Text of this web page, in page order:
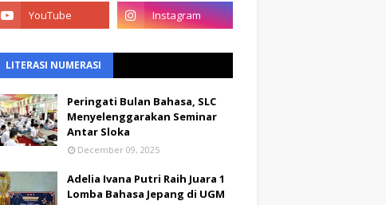
LITERASI NUMERASI
Peringati Bulan Bahasa, SLC
Menyelenggarakan Seminar
Antar Sloka
December 09, 2025
Adelia Ivana Putri Raih Juara 1
Lomba Bahasa Jepang di UGM